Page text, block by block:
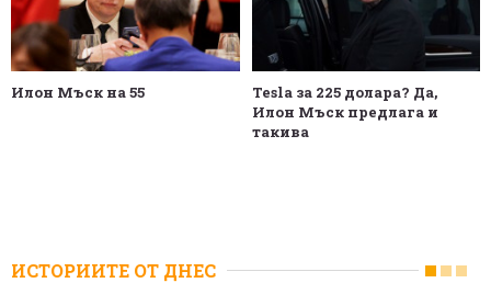
Илон Мъск на 55
Tesla за 225 долара? Да,
Илон Мъск предлага и
такива
ИСТОРИИТЕ ОТ ДНЕС